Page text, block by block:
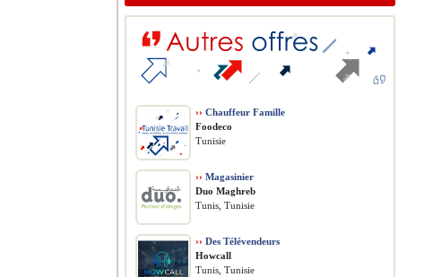
›› Chauffeur Famille
Foodeco
Tunisie
›› Magasinier
Duo Maghreb
Tunis, Tunisie
›› Des Télévendeurs
Howcall
Tunis, Tunisie